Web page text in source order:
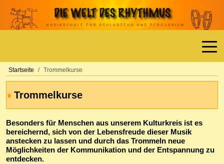
Off-
Startseite Trommelkurse
♦ Trommelkurse
Besonders für Menschen aus unserem Kulturkreis ist es
bereichernd, sich von der Lebensfreude dieser Musik
anstecken zu lassen und durch das Trommeln neue
Möglichkeiten der Kommunikation und der Entspannung zu
entdecken.